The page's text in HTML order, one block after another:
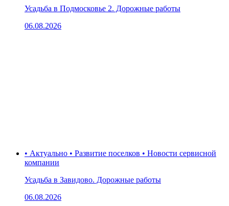
Усадьба в Подмосковье 2. Дорожные работы
06.08.2026
• Актуально • Развитие поселков • Новости сервисной
компании
Усадьба в Завидово. Дорожные работы
06.08.2026